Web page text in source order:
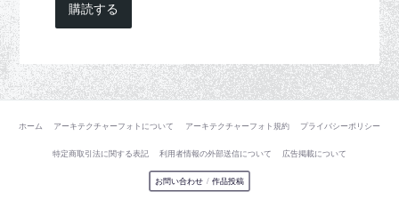
購読する
ホーム アーキテクチャーフォトについて アーキテクチャーフォト規約 プライバシーポリシー
特定商取引法に関する表記 利用者情報の外部送信について 広告掲載について
お問い合わせ / 作品投稿